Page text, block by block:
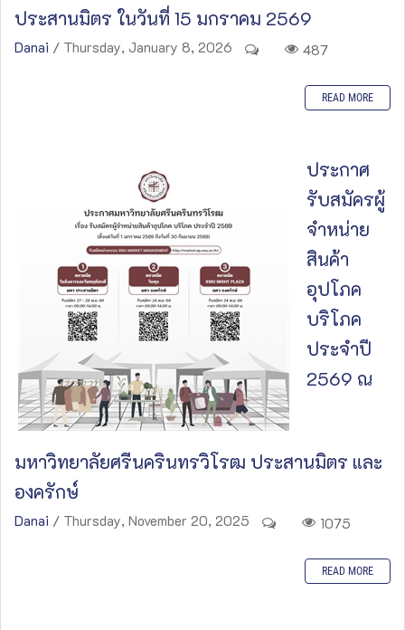
ประสานมิตร ในวันที่ 15 มกราคม 2569
Danai / Thursday, January 8, 2026 487
READ MORE
ประกาศ
รับสมัครผู้
จำหน่าย
สินค้า
อุปโภค
บริโภค
ประจำปี
2569 ณ
มหาวิทยาลัยศรีนครินทรวิโรฒ ประสานมิตร และ
องครักษ์
Danai / Thursday, November 20, 2025 1075
READ MORE